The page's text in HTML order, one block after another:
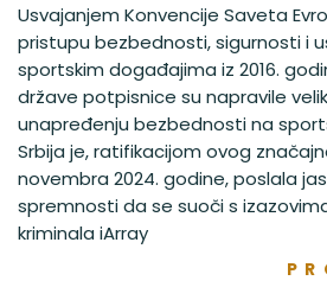
Usvajanjem Konvencije Saveta
pristupu bezbednosti, sigurnosti i
sportskim događajima iz 2016.
države potpisnice su napravile
unapređenju bezbednosti na
Srbija je, ratifikacijom ovog
novembra 2024. godine, poslala
spremnosti da se suoči s
kriminala iArray